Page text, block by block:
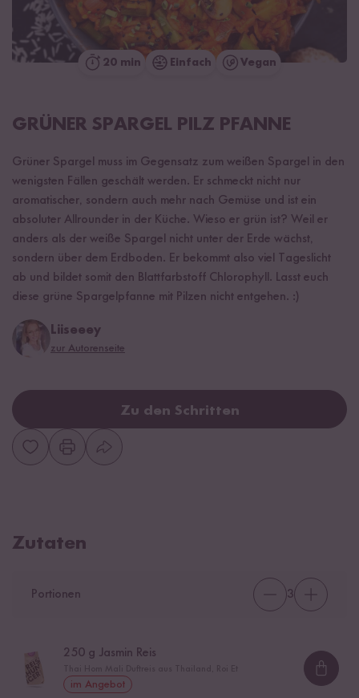
20 min Einfach Vegan
GRÜNER SPARGEL PILZ PFANNE
Grüner Spargel muss im Gegensatz zum weißen Spargel in den
wenigsten Fällen geschält werden. Er schmeckt nicht nur
aromatischer, sondern auch mehr nach Gemüse und ist ein
absoluter Allrounder in der Küche. Wieso er grün ist? Weil er
anders als der weiße Spargel nicht unter der Erde wächst,
sondern über dem Erdboden. Er bekommt also viel Tageslicht
ab und bildet somit den Blattfarbstoff Chlorophyll. Lasst euch
diese grüne Spargelpfanne mit Pilzen nicht entgehen. :)
Liiseeey
zur Autorenseite
Zu den Schritten
Zutaten
Portionen 3
250 g Jasmin Reis
im Angebot